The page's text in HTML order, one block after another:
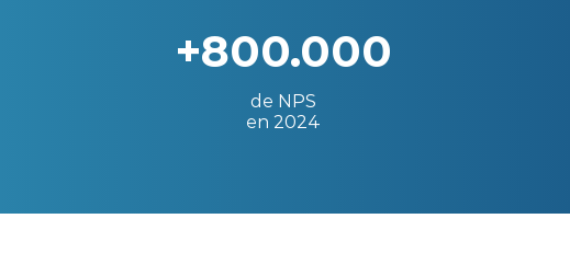
+800.000
de NPS
en 2024